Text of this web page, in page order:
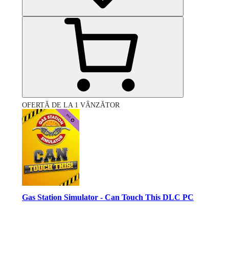
OFERTĂ DE LA 1 VÂNZĂTOR
Gas Station Simulator - Can Touch This DLC PC